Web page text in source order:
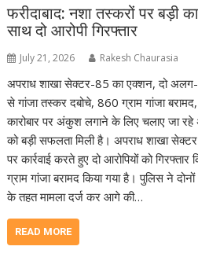
फरीदाबाद: नशा तस्करों पर बड़ी
साथ दो आरोपी गिरफ्तार
July 21, 2026 Rakesh Chaurasia
अपराध शाखा सेक्टर-85 का एक्शन, दो
से गांजा तस्कर दबोचे, 860 ग्राम गांजा
कारोबार पर अंकुश लगाने के लिए चलाए जा रहे
को बड़ी सफलता मिली है। अपराध शाखा
पर कार्रवाई करते हुए दो आरोपियों को
ग्राम गांजा बरामद किया गया है। पुलिस ने
के तहत मामला दर्ज कर आगे की…
READ MORE